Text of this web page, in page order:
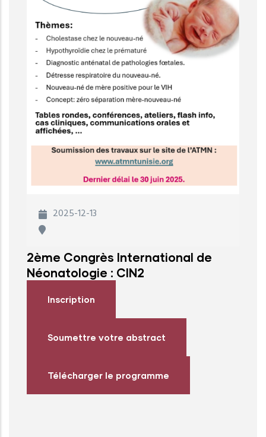
2025-12-13
2ème Congrès International de
Néonatologie : CIN2
Inscription
Soumettre votre abstract
Télécharger le programme